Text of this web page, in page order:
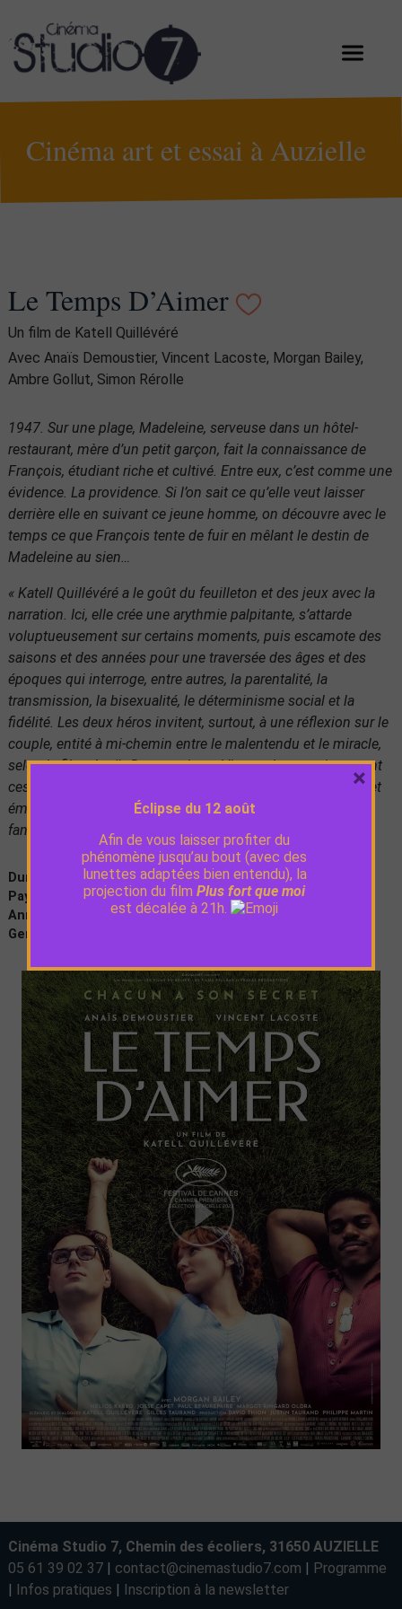
Cinéma art et essai à Auzielle
Le Temps D’Aimer
Un film de Katell Quillévéré
Avec Anaïs Demoustier, Vincent Lacoste, Morgan Bailey,
Ambre Gollut, Simon Rérolle
1947. Sur une plage, Madeleine, serveuse dans un hôtel-
restaurant, mère d’un petit garçon, fait la connaissance de
François, étudiant riche et cultivé. Entre eux, c’est comme une
évidence. La providence. Si l’on sait ce qu’elle veut laisser
derrière elle en suivant ce jeune homme, on découvre avec le
temps ce que François tente de fuir en mêlant le destin de
Madeleine au sien…
« Katell Quillévéré a le goût du feuilleton et des jeux avec la
narration. Ici, elle crée une arythmie palpitante, s’attarde
voluptueusement sur certains moments, puis escamote des
saisons et des années pour une traversée des âges et des
époques qui interroge, entre autres, la parentalité, la
transmission, la bisexualité, le déterminisme social et la
fidélité. Les deux héros invitent, surtout, à une réflexion sur le
couple, entité à mi-chemin entre le malentendu et le miracle,
selon le film. Anaïs Demoustier et Vincent Lacoste incarnent
ces complexités avec panache, lui par une fragilité lunaire et
émouvante, elle, en puisant plus profond que dans sa
fantaisie naturelle, jusqu’à la transfiguration. » Télérama
Durée :
2h05
Pays :
France
Année de production :2023
Genre :
Cinéma Studio 7, Chemin des écoliers, 31650 AUZIELLE
05 61 39 02 37| contact@cinemastudio7.com | Programme
| Infos pratiques | Inscription à la newsletter
Éclipse du 12 août
Afin de vous laisser profiter du
phénomène jusqu’au bout (avec des
lunettes adaptées bien entendu), la
projection du film Plus fort que moi
est décalée à 21h.
×